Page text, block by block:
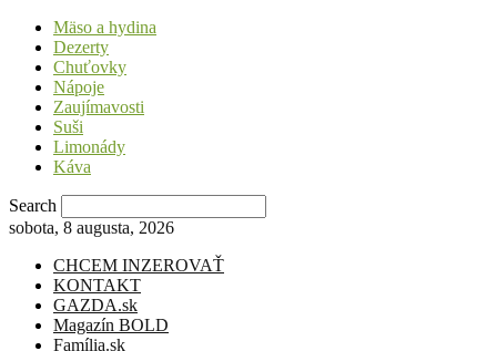
Mäso a hydina
Dezerty
Chuťovky
Nápoje
Zaujímavosti
Suši
Limonády
Káva
Search
sobota, 8 augusta, 2026
CHCEM INZEROVAŤ
KONTAKT
GAZDA.sk
Magazín BOLD
Família.sk